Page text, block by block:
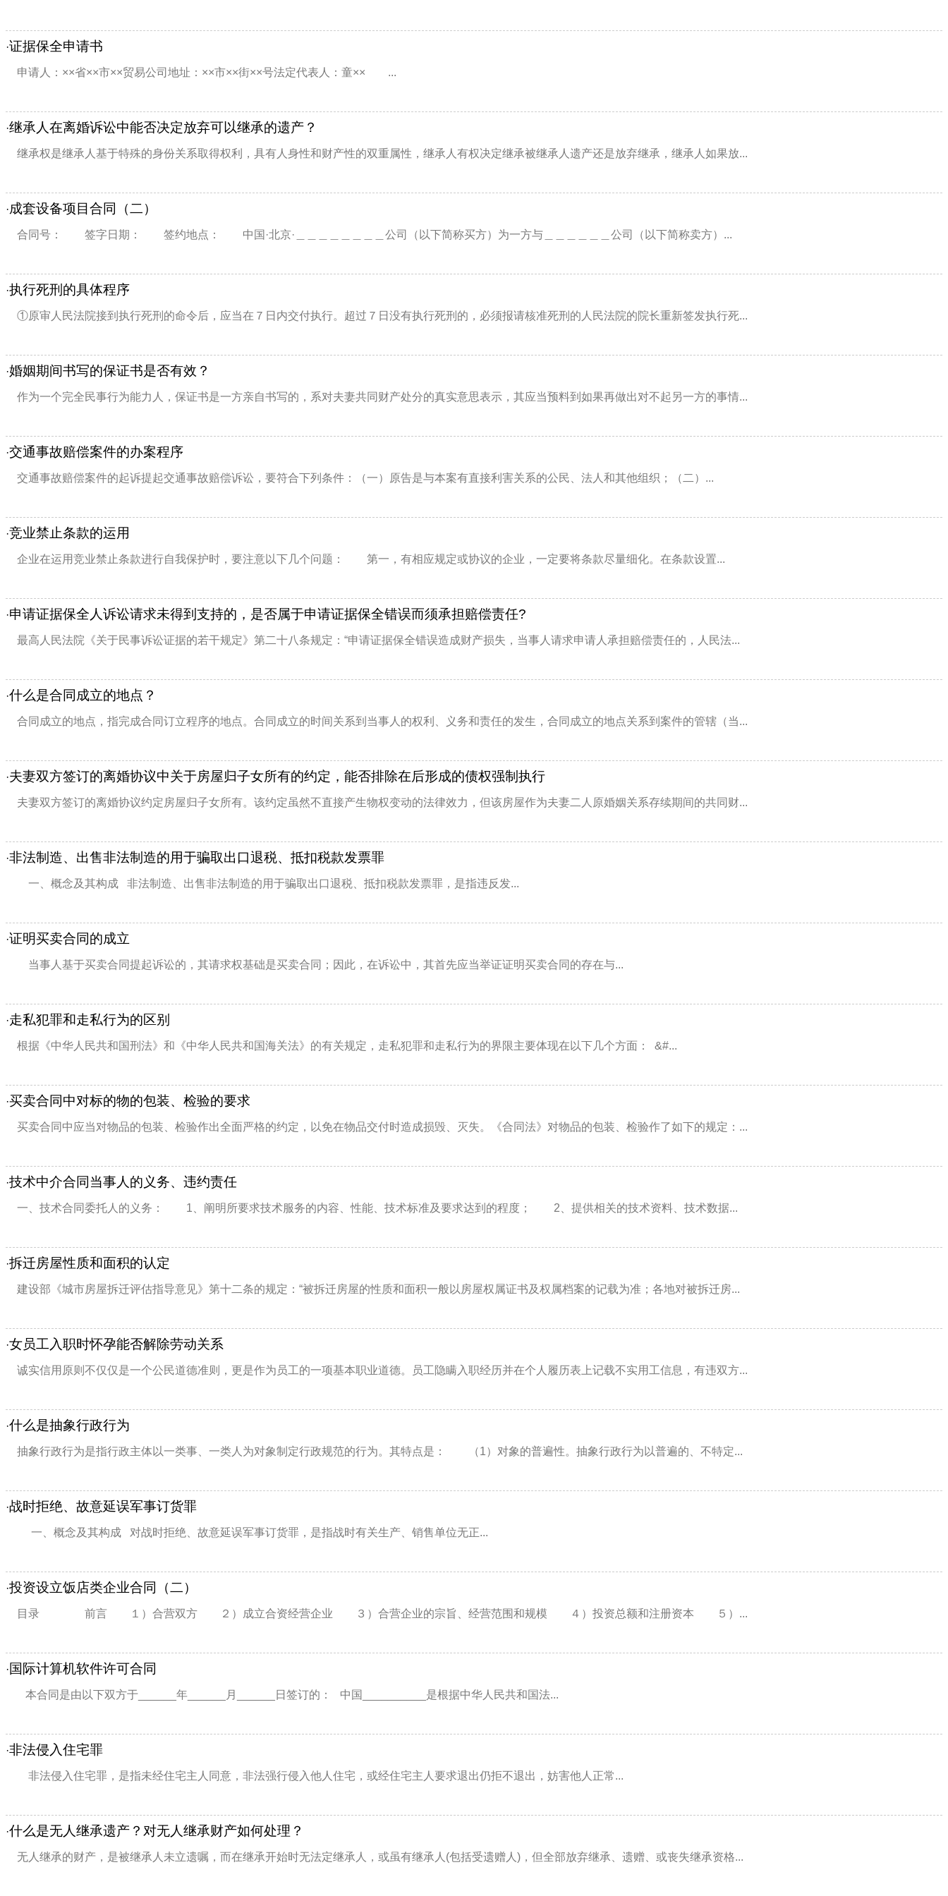
·证据保全申请书
申请人：××省××市××贸易公司地址：××市××街××号法定代表人：童×× ...
·继承人在离婚诉讼中能否决定放弃可以继承的遗产？
继承权是继承人基于特殊的身份关系取得权利，具有人身性和财产性的双重属性，继承人有权决定继承被继承人遗产还是放弃继承，继承人如果放...
·成套设备项目合同（二）
合同号： 签字日期： 签约地点： 中国·北京·＿＿＿＿＿＿＿＿公司（以下简称买方）为一方与＿＿＿＿＿＿公司（以下简称卖方）...
·执行死刑的具体程序
①原审人民法院接到执行死刑的命令后，应当在７日内交付执行。超过７日没有执行死刑的，必须报请核准死刑的人民法院的院长重新签发执行死...
·婚姻期间书写的保证书是否有效？
作为一个完全民事行为能力人，保证书是一方亲自书写的，系对夫妻共同财产处分的真实意思表示，其应当预料到如果再做出对不起另一方的事情...
·交通事故赔偿案件的办案程序
交通事故赔偿案件的起诉提起交通事故赔偿诉讼，要符合下列条件：（一）原告是与本案有直接利害关系的公民、法人和其他组织；（二）...
·竞业禁止条款的运用
企业在运用竞业禁止条款进行自我保护时，要注意以下几个问题： 第一，有相应规定或协议的企业，一定要将条款尽量细化。在条款设置...
·申请证据保全人诉讼请求未得到支持的，是否属于申请证据保全错误而须承担赔偿责任?
最高人民法院《关于民事诉讼证据的若干规定》第二十八条规定：“申请证据保全错误造成财产损失，当事人请求申请人承担赔偿责任的，人民法...
·什么是合同成立的地点？
合同成立的地点，指完成合同订立程序的地点。合同成立的时间关系到当事人的权利、义务和责任的发生，合同成立的地点关系到案件的管辖（当...
·夫妻双方签订的离婚协议中关于房屋归子女所有的约定，能否排除在后形成的债权强制执行
夫妻双方签订的离婚协议约定房屋归子女所有。该约定虽然不直接产生物权变动的法律效力，但该房屋作为夫妻二人原婚姻关系存续期间的共同财...
·非法制造、出售非法制造的用于骗取出口退税、抵扣税款发票罪
一、概念及其构成 非法制造、出售非法制造的用于骗取出口退税、抵扣税款发票罪，是指违反发...
·证明买卖合同的成立
当事人基于买卖合同提起诉讼的，其请求权基础是买卖合同；因此，在诉讼中，其首先应当举证证明买卖合同的存在与...
·走私犯罪和走私行为的区别
根据《中华人民共和国刑法》和《中华人民共和国海关法》的有关规定，走私犯罪和走私行为的界限主要体现在以下几个方面： &#...
·买卖合同中对标的物的包装、检验的要求
买卖合同中应当对物品的包装、检验作出全面严格的约定，以免在物品交付时造成损毁、灭失。《合同法》对物品的包装、检验作了如下的规定：...
·技术中介合同当事人的义务、违约责任
一、技术合同委托人的义务： 1、阐明所要求技术服务的内容、性能、技术标准及要求达到的程度； 2、提供相关的技术资料、技术数据...
·拆迁房屋性质和面积的认定
建设部《城市房屋拆迁评估指导意见》第十二条的规定：“被拆迁房屋的性质和面积一般以房屋权属证书及权属档案的记载为准；各地对被拆迁房...
·女员工入职时怀孕能否解除劳动关系
诚实信用原则不仅仅是一个公民道德准则，更是作为员工的一项基本职业道德。员工隐瞒入职经历并在个人履历表上记载不实用工信息，有违双方...
·什么是抽象行政行为
抽象行政行为是指行政主体以一类事、一类人为对象制定行政规范的行为。其特点是： （1）对象的普遍性。抽象行政行为以普遍的、不特定...
·战时拒绝、故意延误军事订货罪
一、概念及其构成 对战时拒绝、故意延误军事订货罪，是指战时有关生产、销售单位无正...
·投资设立饭店类企业合同（二）
目录 前言 １）合营双方 ２）成立合资经营企业 ３）合营企业的宗旨、经营范围和规模 ４）投资总额和注册资本 ５）...
·国际计算机软件许可合同
本合同是由以下双方于______年______月______日签订的： 中国__________是根据中华人民共和国法...
·非法侵入住宅罪
非法侵入住宅罪，是指未经住宅主人同意，非法强行侵入他人住宅，或经住宅主人要求退出仍拒不退出，妨害他人正常...
·什么是无人继承遗产？对无人继承财产如何处理？
无人继承的财产，是被继承人未立遗嘱，而在继承开始时无法定继承人，或虽有继承人(包括受遗赠人)，但全部放弃继承、遗赠、或丧失继承资格...